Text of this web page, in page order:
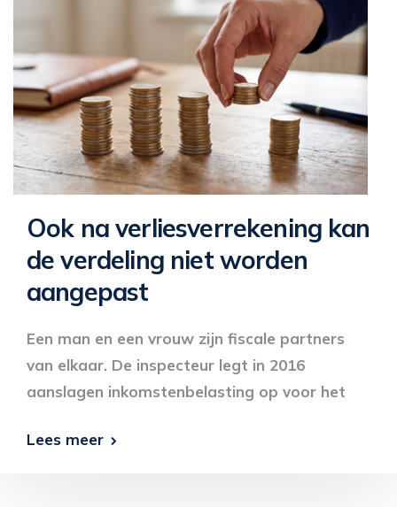
Ook na verliesverrekening kan
de verdeling niet worden
aangepast
Een man en een vrouw zijn fiscale partners
van elkaar. De inspecteur legt in 2016
aanslagen inkomstenbelasting op voor het
Lees meer